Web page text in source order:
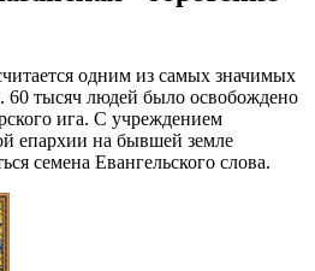
одним из самых значимых
60 тысяч людей было освобождено
ига. С учреждением
епархии на бывшей земле
семена Евангельского слова.